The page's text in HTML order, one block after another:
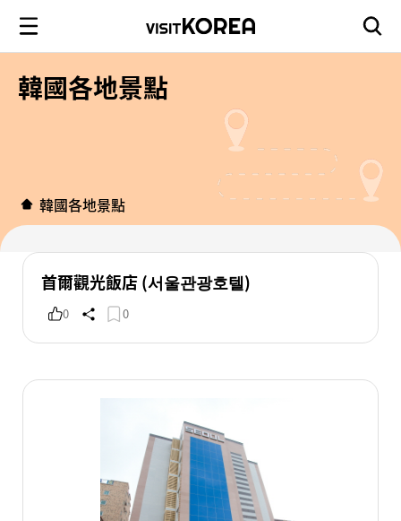
韓國各地景點
韓國各地景點
首爾觀光飯店 (서울관광호텔)
0 0